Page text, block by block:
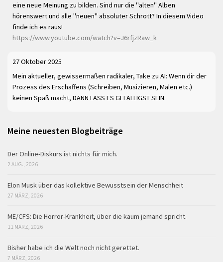
eine neue Meinung zu bilden. Sind nur die "alten" Alben
hörenswert und alle "neuen" absoluter Schrott? In diesem Video
finde ich es raus!
https://www.youtube.com/watch?v=J6rfjzRaw_k
27 Oktober 2025
Mein aktueller, gewissermaßen radikaler, Take zu AI: Wenn dir der
Prozess des Erschaffens (Schreiben, Musizieren, Malen etc.)
keinen Spaß macht, DANN LASS ES GEFÄLLIGST SEIN.
Meine neuesten Blogbeiträge
Der Online-Diskurs ist nichts für mich.
2 AUG., 2026
Elon Musk über das kollektive Bewusstsein der Menschheit
27 MÄRZ, 2026
ME/CFS: Die Horror-Krankheit, über die kaum jemand spricht.
11 MÄRZ, 2026
Bisher habe ich die Welt noch nicht gerettet.
7 MÄRZ, 2026